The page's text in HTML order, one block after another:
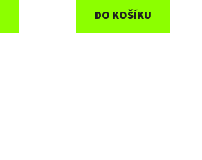
DO KOŠÍKU